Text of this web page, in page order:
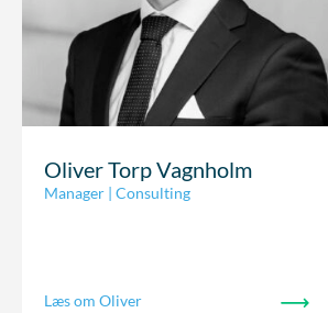
Oliver Torp Vagnholm
Manager | Consulting
Læs om Oliver